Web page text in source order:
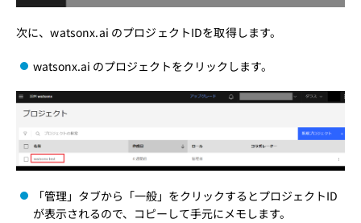
次に、watsonx.ai のプロジェクトIDを取得します。
watsonx.ai のプロジェクトをクリックします。
「管理」タブから「一般」をクリックするとプロジェクトID
が表示されるので、コピーして手元にメモします。